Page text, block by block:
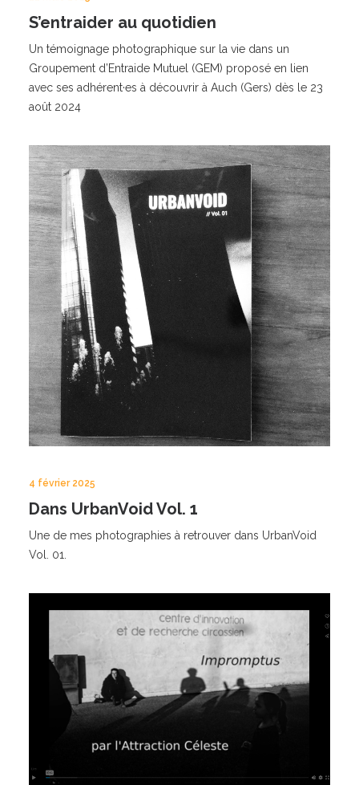
S’entraider au quotidien
Un témoignage photographique sur la vie dans un
Groupement d’Entraide Mutuel (GEM) proposé en lien
avec ses adhérent·es à découvrir à Auch (Gers) dès le 23
août 2024
4 février 2025
Dans UrbanVoid Vol. 1
Une de mes photographies à retrouver dans UrbanVoid
Vol. 01.